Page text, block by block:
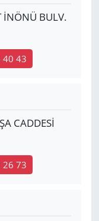
İNÖNÜ BULV.
40 43
CADDESİ
26 73